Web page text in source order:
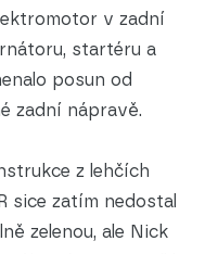
v zadní
startéru a
posun od
zadní nápravě.
z lehčích
sice zatím nedostal
zelenou, ale Nick